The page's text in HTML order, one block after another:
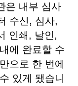
은 내부 심사
수신, 심사,
인쇄, 날인,
에 완료할 수
으로 한 번에
있게 됐습니